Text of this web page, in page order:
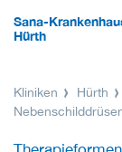
Sana-
Hürth
Kliniken Hürth